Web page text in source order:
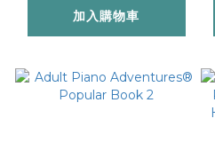
加入購物車